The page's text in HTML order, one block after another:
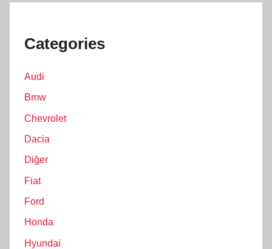
Categories
Audi
Bmw
Chevrolet
Dacia
Diğer
Fiat
Ford
Honda
Hyundai